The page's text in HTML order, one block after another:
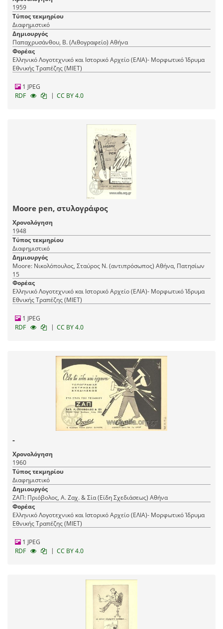
1959
Τύπος τεκμηρίου
Διαφημιστικό
Δημιουργός
Παπαχρυσάνθου, Β. (Λιθογραφείο) Αθήνα
Φορέας
Ελληνικό Λογοτεχνικό και Ιστορικό Αρχείο (ΕΛΙΑ)- Μορφωτικό Ίδρυμα
Εθνικής Τραπέζης (ΜΙΕΤ)
1 JPEG
RDF
| CC BY 4.0
Moore pen, στυλογράφος
Χρονολόγηση
1948
Τύπος τεκμηρίου
Διαφημιστικό
Δημιουργός
Moore: Νικολόπουλος, Σταύρος Ν. (αντιπρόσωπος) Αθήνα, Πατησίων
15
Φορέας
Ελληνικό Λογοτεχνικό και Ιστορικό Αρχείο (ΕΛΙΑ)- Μορφωτικό Ίδρυμα
Εθνικής Τραπέζης (ΜΙΕΤ)
1 JPEG
RDF
| CC BY 4.0
-
Χρονολόγηση
1960
Τύπος τεκμηρίου
Διαφημιστικό
Δημιουργός
ΖΑΠ: Πριόβολος, Α. Ζαχ. & Σία (Είδη Σχεδιάσεως) Αθήνα
Φορέας
Ελληνικό Λογοτεχνικό και Ιστορικό Αρχείο (ΕΛΙΑ)- Μορφωτικό Ίδρυμα
Εθνικής Τραπέζης (ΜΙΕΤ)
1 JPEG
RDF
| CC BY 4.0